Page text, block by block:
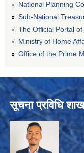
National Planning
Sub-National
The Official Portal
Ministry of Home
Office of the Prime
सूचना प्रविधि